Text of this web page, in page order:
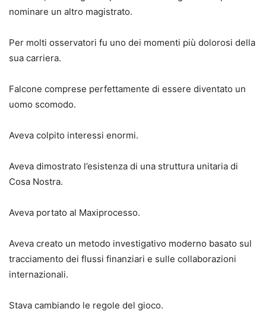
nominare un altro magistrato.
Per molti osservatori fu uno dei momenti più dolorosi della
sua carriera.
Falcone comprese perfettamente di essere diventato un
uomo scomodo.
Aveva colpito interessi enormi.
Aveva dimostrato l’esistenza di una struttura unitaria di
Cosa Nostra.
Aveva portato al Maxiprocesso.
Aveva creato un metodo investigativo moderno basato sul
tracciamento dei flussi finanziari e sulle collaborazioni
internazionali.
Stava cambiando le regole del gioco.